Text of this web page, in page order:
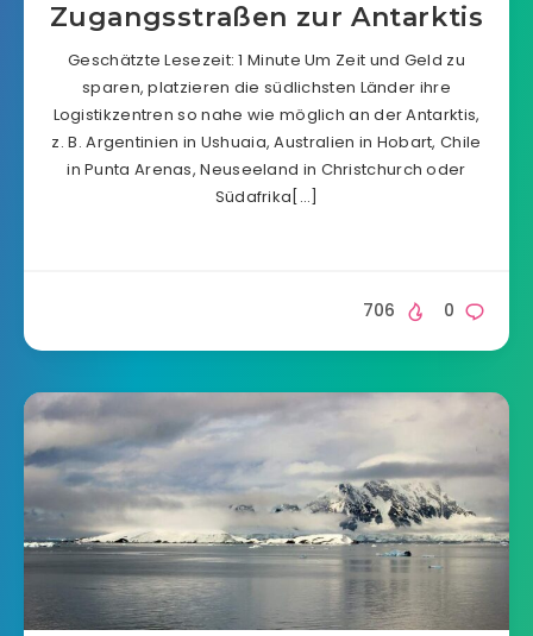
Zugangsstraßen zur Antarktis
Geschätzte Lesezeit: 1 Minute Um Zeit und Geld zu
sparen, platzieren die südlichsten Länder ihre
Logistikzentren so nahe wie möglich an der Antarktis,
z. B. Argentinien in Ushuaia, Australien in Hobart, Chile
in Punta Arenas, Neuseeland in Christchurch oder
Südafrika[…]
0
706